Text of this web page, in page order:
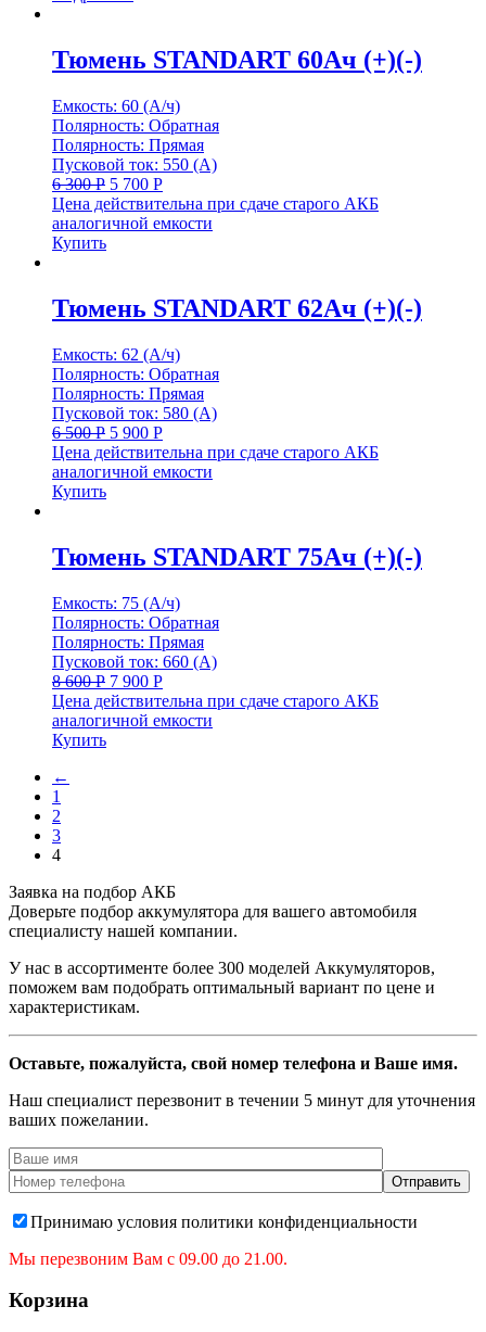
Тюмень STANDART 60Ач (+)(-)
Емкость: 60 (А/ч)
Полярность: Обратная
Полярность: Прямая
Пусковой ток: 550 (А)
6 300Р 5 700 Р
Цена действительна при сдаче старого АКБ
аналогичной емкости
Купить
Тюмень STANDART 62Ач (+)(-)
Емкость: 62 (А/ч)
Полярность: Обратная
Полярность: Прямая
Пусковой ток: 580 (А)
6 500Р 5 900 Р
Цена действительна при сдаче старого АКБ
аналогичной емкости
Купить
Тюмень STANDART 75Ач (+)(-)
Емкость: 75 (А/ч)
Полярность: Обратная
Полярность: Прямая
Пусковой ток: 660 (А)
8 600Р 7 900 Р
Цена действительна при сдаче старого АКБ
аналогичной емкости
Купить
←
1
2
3
4
Заявка на подбор АКБ
Доверьте подбор аккумулятора для вашего автомобиля
специалисту нашей компании.
У нас в ассортименте более 300 моделей Аккумуляторов,
поможем вам подобрать оптимальный вариант по цене и
характеристикам.
Оставьте, пожалуйста, свой номер телефона и Ваше имя.
Наш специалист перезвонит в течении 5 минут для уточнения
ваших пожелании.
Принимаю условия политики конфиденциальности
Мы перезвоним Вам с 09.00 до 21.00.
Корзина